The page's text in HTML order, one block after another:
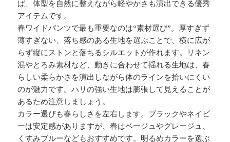
ば、体型を自然に整えながら軽やかさも演出できる優秀
アイテムです。
春ワイドパンツで最も重要なのは“素材選び”。厚すぎず
薄すぎない、落ち感のある生地を選ぶことで、横に広が
らず縦にストンと落ちるシルエットが作れます。リネン
混やとろみ素材など、動きに合わせて揺れる生地は、春
らしい柔らかさを演出しながら体のラインを拾いにくい
のが魅力です。ハリの強い生地は膨張して見えることが
あるため注意しましょう。
カラー選びも春らしさを左右します。ブラックやネイビ
ーは安定感がありますが、春はベージュやグレージュ、
くすみブルーなどもおすすめです。明るめカラーを選ぶ